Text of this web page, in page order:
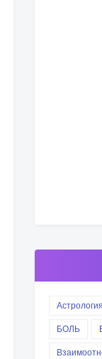
Астрология
БОЛЬ